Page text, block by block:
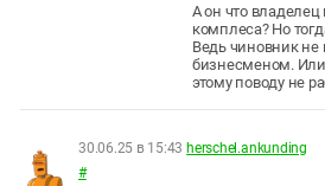
А он что владелец
комплеса? Но
Ведь чиновник не
бизнесменом. Или
этому поводу не
30.06.25 в 15:43 herschel.ankunding
#